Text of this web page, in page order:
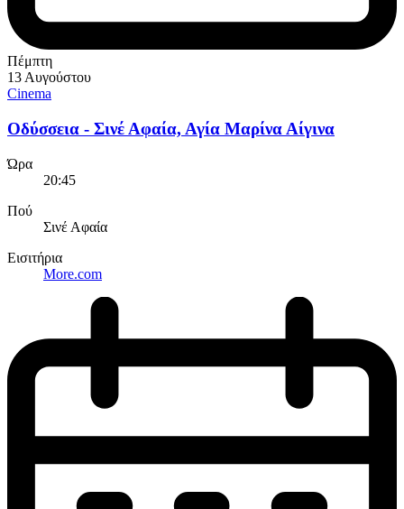
Πέμπτη
13 Αυγούστου
Cinema
Οδύσσεια - Σινέ Αφαία, Αγία Μαρίνα Αίγινα
Ώρα
20:45
Πού
Σινέ Αφαία
Εισιτήρια
More.com